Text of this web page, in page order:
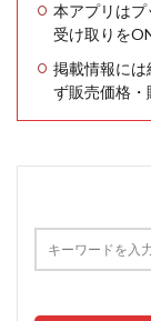
本アプリは
受け取りを
掲載情報に
ず販売価格・